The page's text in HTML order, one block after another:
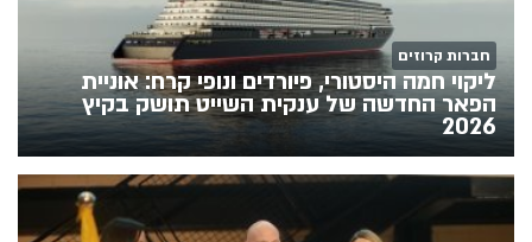
חברות קרוזים
ליקוי חמה היסטורי, פיורדים ונופי קרח: אוניית
הפאר החדשה של ענקית השייט תושק בקיץ
2026